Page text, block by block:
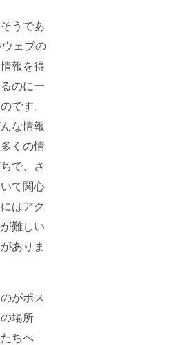
うであ
ェブの
報を得
のに一
です。
な情報
くの情
で、さ
て関心
はアク
難しい
ありま
がポス
場所
ちへ